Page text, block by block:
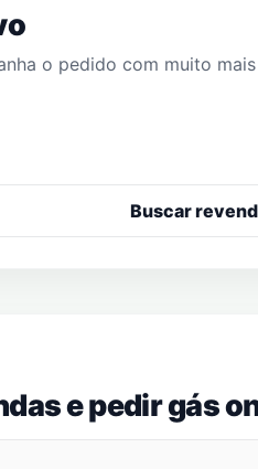
o pedido com muito
Buscar
e pedir gás